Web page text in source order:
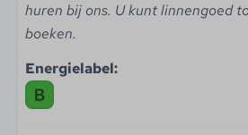
huren bij ons. U kunt linnengoed
boeken.
Energielabel: